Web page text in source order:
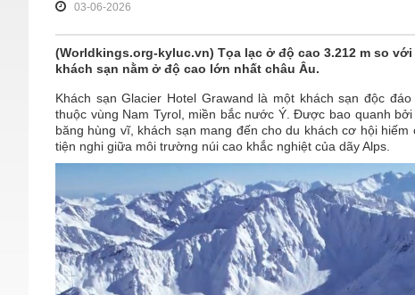
03-06-2026
(Worldkings.org-kyluc.vn) Tọa lạc ở độ cao 3.212 m so
khách sạn nằm ở độ cao lớn nhất châu Âu.
Khách sạn Glacier Hotel Grawand là một khách sạn độc
thuộc vùng Nam Tyrol, miền bắc nước Ý. Được bao quanh
băng hùng vĩ, khách sạn mang đến cho du khách cơ hội
tiện nghi giữa môi trường núi cao khắc nghiệt của dãy Alps.